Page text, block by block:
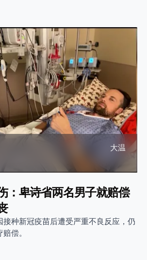
大温
：卑诗省两名男子就赔偿
接种新冠疫苗后遭受严重不良反应，仍
偿。